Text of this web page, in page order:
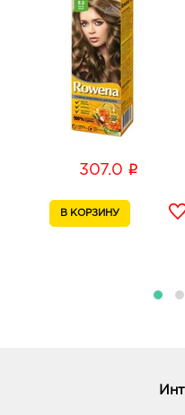
Переверткина, д. 7
График работы:
Воронеж ЦТ
394088,
Новгородская, Дом
График работы:
394033,
Ленинский, д. 174П
Воронеж
307.0 i